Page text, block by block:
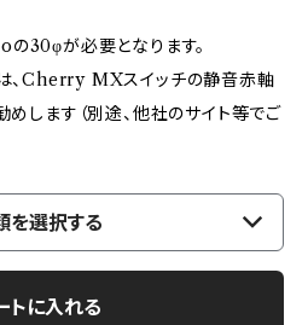
30φが必要となります。
、Cherry MXスイッチの静音赤軸
します（別途、他社のサイト等でご
を選択する
トに入れる